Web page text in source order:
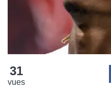
31
vues